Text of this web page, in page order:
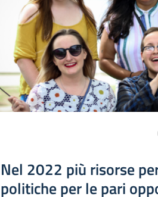
Nel 2022 più risorse
politiche per le pari